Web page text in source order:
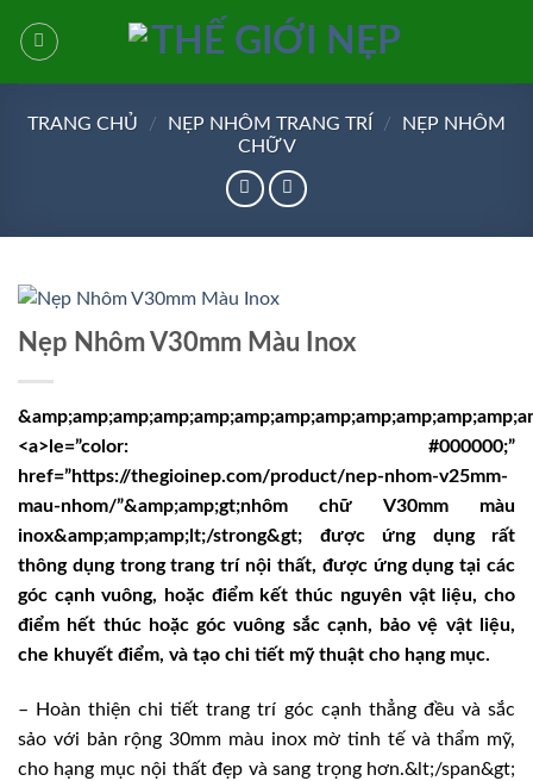
qua
TRANG CHỦ
/ NẸP NHÔM TRANG TRÍ /
NẸP NHÔM
CHỮ V
Nẹp Nhôm V30mm Màu Inox
<a>le=”color: #000000;”
href=”https://thegioinep.com/product/nep-nhom-v25mm-
mau-nhom/”&amp;amp;gt;nhôm chữ V30mm màu
inox&amp;amp;amp;lt;/strong&gt; được ứng dụng rất
thông dụng trong trang trí nội thất, được ứng dụng tại các
góc cạnh vuông, hoặc điểm kết thúc nguyên vật liệu, cho
điểm hết thúc hoặc góc vuông sắc cạnh, bảo vệ vật liệu,
che khuyết điểm, và tạo chi tiết mỹ thuật cho hạng mục.
– Hoàn thiện chi tiết trang trí góc cạnh thẳng đều và sắc
sảo với bản rộng 30mm màu inox mờ tinh tế và thẩm mỹ,
cho hạng mục nội thất đẹp và sang trọng hơn.&lt;/span&gt;